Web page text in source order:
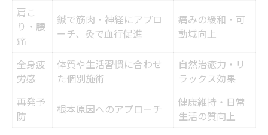
肩こ
り・腰
痛
鍼で筋肉・神経にアプロ
ーチ、灸で血行促進
痛みの緩和・可
動域向上
全身疲
労感
体質や生活習慣に合わせ
た個別施術
自然治癒力・リ
ラックス効果
再発予
防
根本原因へのアプローチ
健康維持・日常
生活の質向上